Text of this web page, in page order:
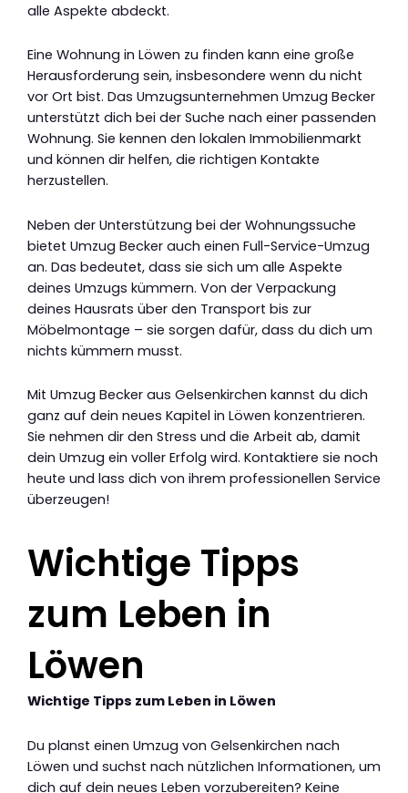
alle Aspekte abdeckt.
Eine Wohnung in Löwen zu finden kann eine große
Herausforderung sein, insbesondere wenn du nicht
vor Ort bist. Das Umzugsunternehmen Umzug Becker
unterstützt dich bei der Suche nach einer passenden
Wohnung. Sie kennen den lokalen Immobilienmarkt
und können dir helfen, die richtigen Kontakte
herzustellen.
Neben der Unterstützung bei der Wohnungssuche
bietet Umzug Becker auch einen Full-Service-Umzug
an. Das bedeutet, dass sie sich um alle Aspekte
deines Umzugs kümmern. Von der Verpackung
deines Hausrats über den Transport bis zur
Möbelmontage – sie sorgen dafür, dass du dich um
nichts kümmern musst.
Mit Umzug Becker aus Gelsenkirchen kannst du dich
ganz auf dein neues Kapitel in Löwen konzentrieren.
Sie nehmen dir den Stress und die Arbeit ab, damit
dein Umzug ein voller Erfolg wird. Kontaktiere sie noch
heute und lass dich von ihrem professionellen Service
überzeugen!
Wichtige Tipps
zum Leben in
Löwen
Wichtige Tipps zum Leben in Löwen
Du planst einen Umzug von Gelsenkirchen nach
Löwen und suchst nach nützlichen Informationen, um
dich auf dein neues Leben vorzubereiten? Keine